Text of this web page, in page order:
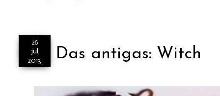
26
jul
2013
Das antigas: Witch